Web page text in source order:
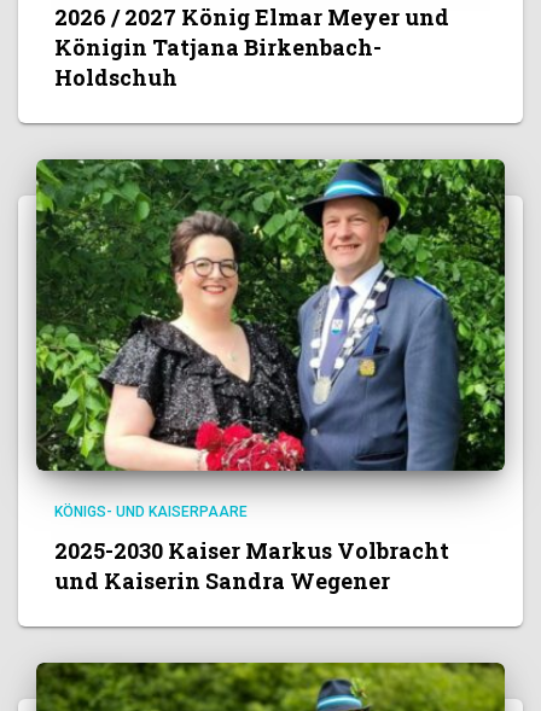
2026 / 2027 König Elmar Meyer und
Königin Tatjana Birkenbach-
Holdschuh
KÖNIGS- UND KAISERPAARE
2025-2030 Kaiser Markus Volbracht
und Kaiserin Sandra Wegener